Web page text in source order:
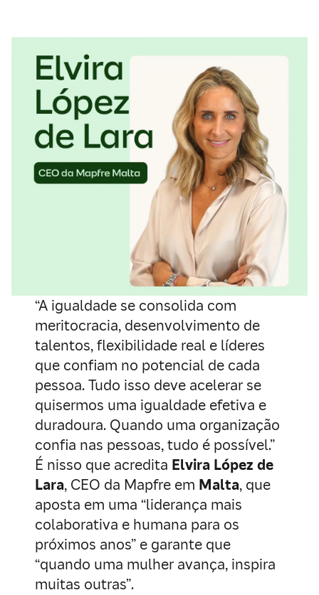
“A igualdade se consolida com
meritocracia, desenvolvimento de
talentos, flexibilidade real e líderes
que confiam no potencial de cada
pessoa. Tudo isso deve acelerar se
quisermos uma igualdade efetiva e
duradoura. Quando uma organização
confia nas pessoas, tudo é possível.”
É nisso que acredita Elvira López de
Lara, CEO da Mapfre em Malta, que
aposta em uma “liderança mais
colaborativa e humana para os
próximos anos” e garante que
“quando uma mulher avança, inspira
muitas outras”.